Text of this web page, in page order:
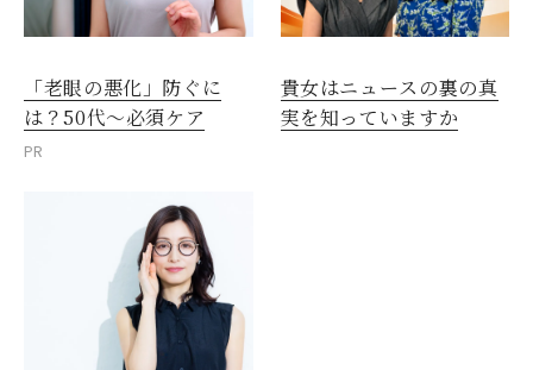
「老眼の悪化」防ぐに
は？50代～必須ケア
PR
貴女はニュースの裏の真
実を知っていますか